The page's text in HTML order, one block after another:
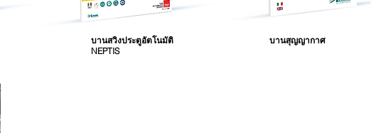
บานสวิงประตูอัตโนมัติ
NEPTIS
บานสุญญากาศ